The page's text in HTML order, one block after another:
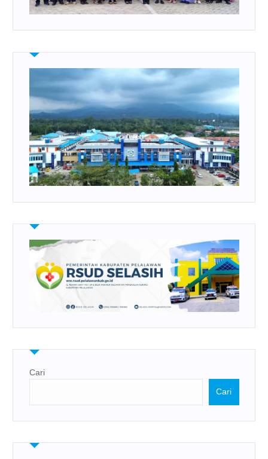
Cari
Cari